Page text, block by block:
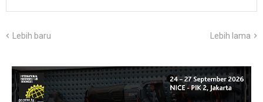
Lebih baru Lebih lama